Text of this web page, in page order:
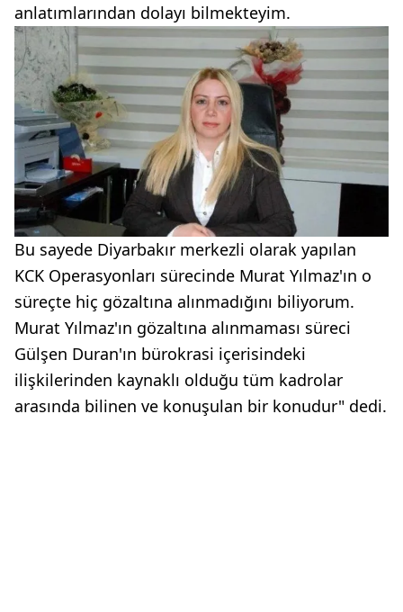
anlatımlarından dolayı bilmekteyim.
Bu sayede Diyarbakır merkezli olarak yapılan
KCK Operasyonları sürecinde Murat Yılmaz'ın o
süreçte hiç gözaltına alınmadığını biliyorum.
Murat Yılmaz'ın gözaltına alınmaması süreci
Gülşen Duran'ın bürokrasi içerisindeki
ilişkilerinden kaynaklı olduğu tüm kadrolar
arasında bilinen ve konuşulan bir konudur" dedi.